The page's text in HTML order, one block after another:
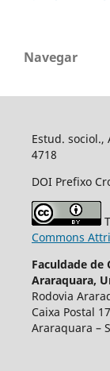
Navegar
Estud. sociol.,
4718
DOI Prefixo
Commons
Faculdade de
Araraquara,
Rodovia
Caixa Postal
Araraquara –